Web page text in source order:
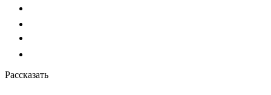
Рассказать